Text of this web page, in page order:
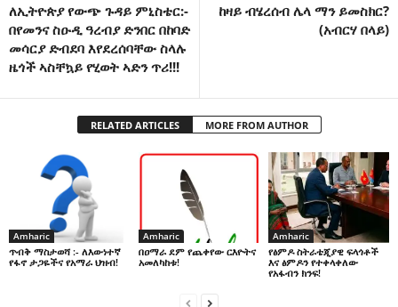
ለኢትዮጵያ የውጭ ጉዳይ ምኒስቴር:-
በየመንና ስዑዲ ዓረብያ ድንበር በከባድ
መሳርያ ድብደባ እየደረሰባቸው ስላሉ
ዜጎች ኣስቸኳይ የሂወት ኣድን ጥሪ!!!
ከዛይ ብሄረሰብ ሌላ ማን ይመስክር?
(አብርሃ በላይ)
RELATED ARTICLES MORE FROM AUTHOR
Amharic
ጥብቅ ማስታወሻ :- ለእውነተኛ
የፋኖ ታጋዬችና የአማራ ህዝብ!
Amharic
በዐማራ ደም የጨቀየው ርእዮትና
አመለካከቱ!
Amharic
የፅምዶ ስትራቴጂያዊ ፍላጎቶች
እና ፅምዶን የተቀላቀለው
የአፋብን ክንፍ!